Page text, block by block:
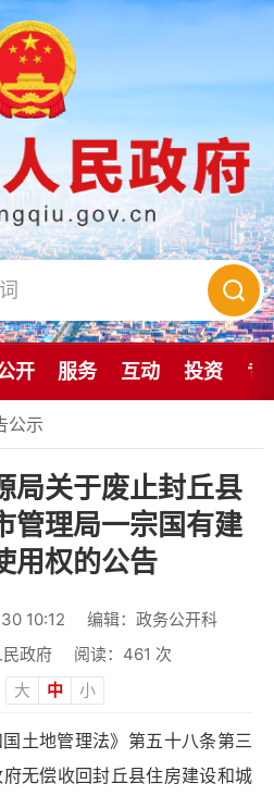
开 服务 互动 投资 专
公示
局关于废止封丘县
管理局一宗国有建
用权的公告
10:12
编辑：政务公开科
政府
阅读： 461 次
大 中 小
土地管理法》第五十八条第三
无偿收回封丘县住房建设和城